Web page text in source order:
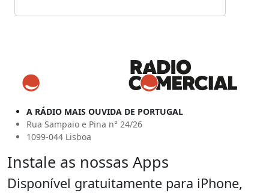
A RÁDIO MAIS OUVIDA DE PORTUGAL
Rua Sampaio e Pina n° 24/26
1099-044 Lisboa
Instale as nossas Apps
Disponível gratuitamente para iPhone,